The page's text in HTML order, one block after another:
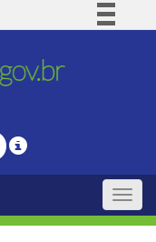
Comunica BR
Legislação
Toggle